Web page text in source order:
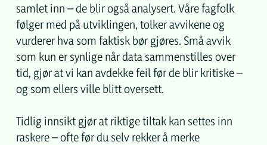
samlet inn – de blir også analysert. Våre fagfolk
følger med på utviklingen, tolker avvikene og
vurderer hva som faktisk bør gjøres. Små avvik
som kun er synlige når data sammenstilles over
tid, gjør at vi kan avdekke feil før de blir kritiske –
og som ellers ville blitt oversett.
Tidlig innsikt gjør at riktige tiltak kan settes inn
raskere – ofte før du selv rekker å merke